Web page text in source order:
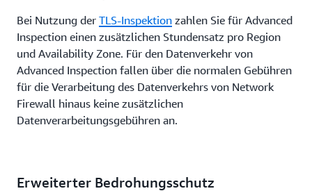
Bei Nutzung der TLS-Inspektion zahlen Sie für Advanced
Inspection einen zusätzlichen Stundensatz pro Region
und Availability Zone. Für den Datenverkehr von
Advanced Inspection fallen über die normalen Gebühren
für die Verarbeitung des Datenverkehrs von Network
Firewall hinaus keine zusätzlichen
Datenverarbeitungsgebühren an.
Erweiterter Bedrohungsschutz